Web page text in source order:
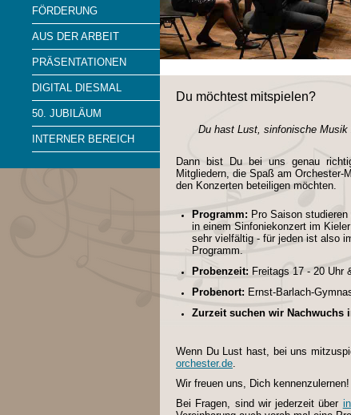
FÖRDERUNG
AUS DER ARBEIT
PRÄSENTATIONEN
DIGITAL DIESMAL
50. JUBILÄUM
INTERNER BEREICH
Du möchtest mitspielen?
Du hast Lust, sinfonische
Dann bist Du bei uns genau
Mitgliedern, die Spaß am Orchester-
den Konzerten beteiligen möchten.
Programm: Pro Saison
in einem Sinfoniekonzert im
sehr vielfältig - für jeden ist also
Programm.
Probenzeit: Freitags 17 - 20 Uhr
Probenort: Ernst-Barlach-
Zurzeit suchen wir Nachwuchs
Wenn Du Lust hast, bei uns
orchester.de
Wir freuen uns, Dich kennenzulernen!
Bei Fragen, sind wir jederzeit über